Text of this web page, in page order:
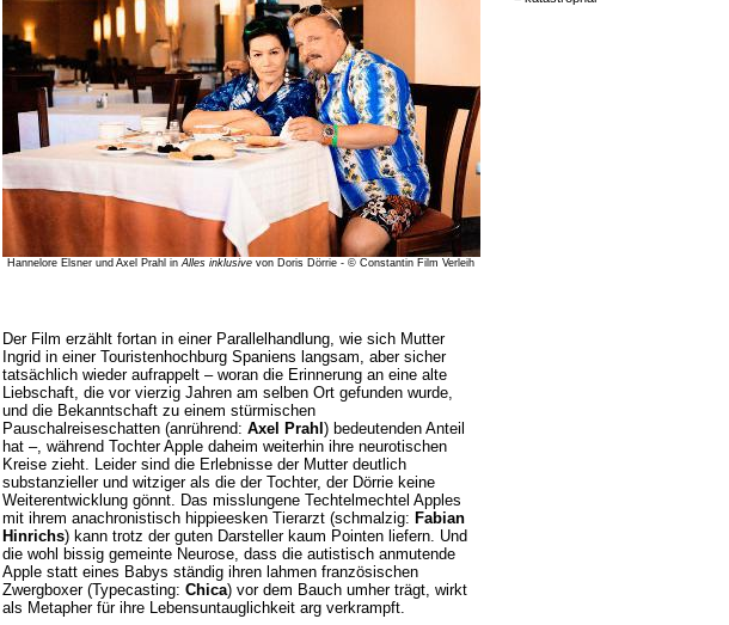
Hannelore Elsner und Axel Prahl inAlles inklusive von Doris Dörrie - © Constantin Film Verleih
Der Film erzählt fortan in einer Parallelhandlung, wie sich Mutter
Ingrid in einer Touristenhochburg Spaniens langsam, aber sicher
tatsächlich wieder aufrappelt – woran die Erinnerung an eine alte
Liebschaft, die vor vierzig Jahren am selben Ort gefunden wurde,
und die Bekanntschaft zu einem stürmischen
Pauschalreiseschatten (anrührend: Axel Prahl ) bedeutenden Anteil
hat –, während Tochter Apple daheim weiterhin ihre neurotischen
Kreise zieht. Leider sind die Erlebnisse der Mutter deutlich
substanzieller und witziger als die der Tochter, der Dörrie keine
Weiterentwicklung gönnt. Das misslungene Techtelmechtel Apples
mit ihrem anachronistisch hippieesken Tierarzt (schmalzig: Fabian
Hinrichs) kann trotz der guten Darsteller kaum Pointen liefern. Und
die wohl bissig gemeinte Neurose, dass die autistisch anmutende
Apple statt eines Babys ständig ihren lahmen französischen
Zwergboxer (Typecasting: Chica) vor dem Bauch umher trägt, wirkt
als Metapher für ihre Lebensuntauglichkeit arg verkrampft.